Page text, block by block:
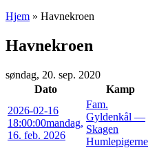
Hjem » Havnekroen
Havnekroen
søndag, 20. sep. 2020
Dato
Kamp
2026-02-16
18:00:00mandag,
16. feb. 2026
Fam.
Gyldenkål —
Skagen
Humlepigerne